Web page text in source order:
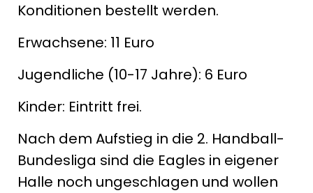
Konditionen bestellt werden.
Erwachsene: 11 Euro
Jugendliche (10-17 Jahre): 6 Euro
Kinder: Eintritt frei.
Nach dem Aufstieg in die 2. Handball-
Bundesliga sind die Eagles in eigener
Halle noch ungeschlagen und wollen